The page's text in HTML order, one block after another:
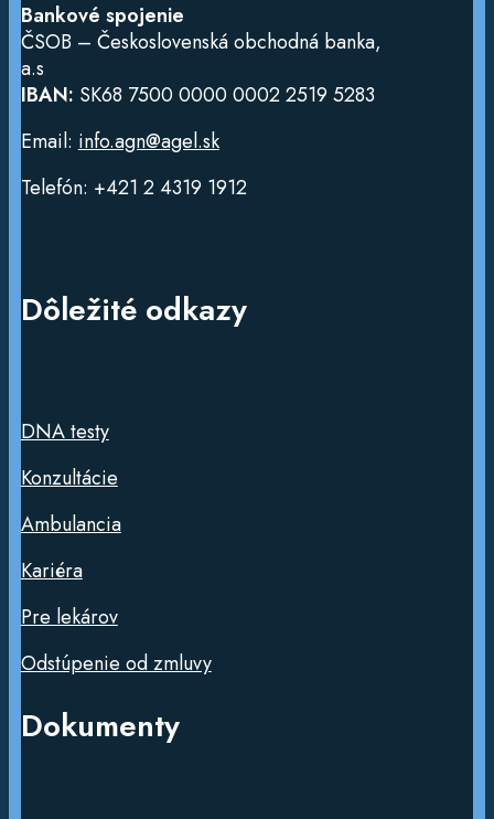
Bankové spojenie
ČSOB – Československá obchodná banka,
a.s
IBAN: SK68 7500 0000 0002 2519 5283
Email: info.agn@agel.sk
Telefón: +421 2 4319 1912
Dôležité odkazy
DNA testy
Konzultácie
Ambulancia
Kariéra
Pre lekárov
Odstúpenie od zmluvy
Dokumenty